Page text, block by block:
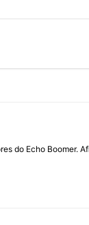
do Echo Boomer.